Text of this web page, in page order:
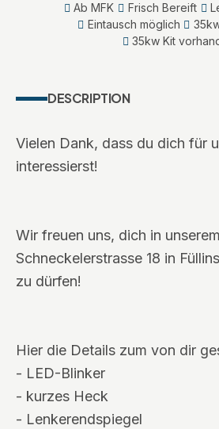
Ab MFK Frisch Bereift
Eintausch möglich
35kw Kit
DESCRIPTION
Vielen Dank, dass du dich für
interessierst!
Wir freuen uns, dich in
Schneckelerstrasse 18 in
zu dürfen!
Hier die Details zum von dir
- LED-Blinker
- kurzes Heck
- Lenkerendspiegel